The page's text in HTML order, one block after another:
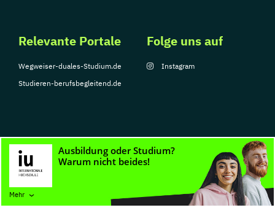
Mehr
Relevante Portale
Wegweiser-duales-Studium.de
Studieren-berufsbegleitend.de
Folge uns auf
Instagram
© Copyright 2026, TarGroup Media GmbH
Nutzungsbedingungen